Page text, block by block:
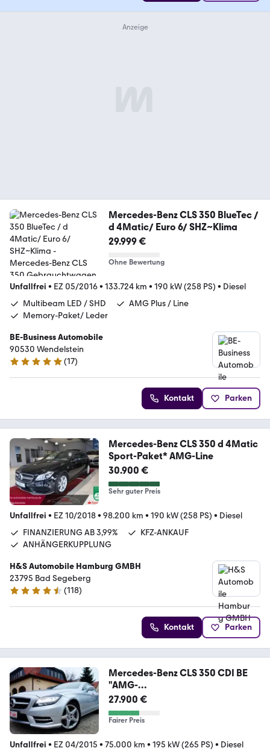
Mercedes-Benz CLS 350 BlueTec /
d 4Matic/ Euro 6/ SHZ~Klima
29.999 €
Ohne Bewertung
Unfallfrei • EZ 05/2016• 133.724 km • 190 kW (258 PS) • Diesel
Multibeam LED / SHD
AMG Plus / Line
Memory-Paket/ Leder
BE-Business Automobile
90530 Wendelstein
4.9 Sterne
(17)
Kontakt Parken
Mercedes-Benz CLS 350 d 4Matic
Sport-Paket* AMG-Line
30.900 €
Sehr guter Preis
Unfallfrei • EZ 10/2018• 98.200 km • 190 kW (258 PS) • Diesel
FINANZIERUNG AB 3,99%
KFZ-ANKAUF
ANHÄNGERKUPPLUNG
H&S Automobile Hamburg GMBH
23795 Bad Segeberg
4.6 Sterne
(118)
Kontakt Parken
Mercedes-Benz CLS 350 CDI BE
"AMG-
Line"Spur,Totw.Spurhalte.Mem
27.900 €
Fairer Preis
Unfallfrei • EZ 04/2015 • 75.000 km • 195 kW (265 PS) • Diesel